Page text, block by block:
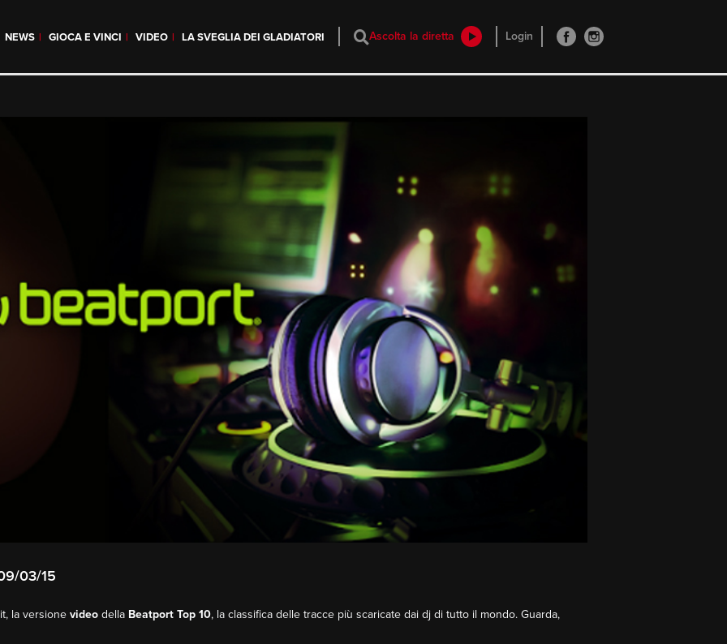
NEWS GIOCA E VINCI VIDEO LA SVEGLIA DEI GLADIATORI Ascolta la diretta Login
03/15
la versione video della Beatport Top 10, la classifica delle tracce più scaricate dai dj di tutto il mondo. Guarda,